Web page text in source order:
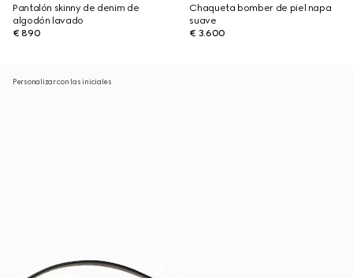
Pantalón skinny de denim de
algodón lavado
€ 890
Chaqueta bomber de piel napa
suave
€ 3.600
Personalizar con las iniciales